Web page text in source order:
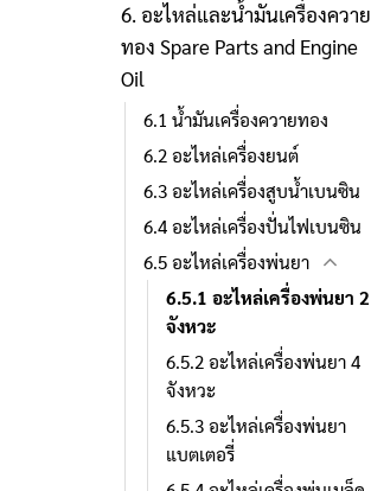
6. อะไหล่และน้ำมันเครื่องควาย
ทอง Spare Parts and Engine
Oil
6.1 น้ำมันเครื่องควายทอง
6.2 อะไหล่เครื่องยนต์
6.3 อะไหล่เครื่องสูบน้ำเบนซิน
6.4 อะไหล่เครื่องปั่นไฟเบนซิน
6.5 อะไหล่เครื่องพ่นยา
6.5.1 อะไหล่เครื่องพ่นยา 2
จังหวะ
6.5.2 อะไหล่เครื่องพ่นยา 4
จังหวะ
6.5.3 อะไหล่เครื่องพ่นยา
แบตเตอรี่